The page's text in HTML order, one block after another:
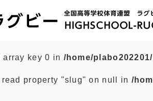
array key 0 in /home/
read property "slug" on null in /